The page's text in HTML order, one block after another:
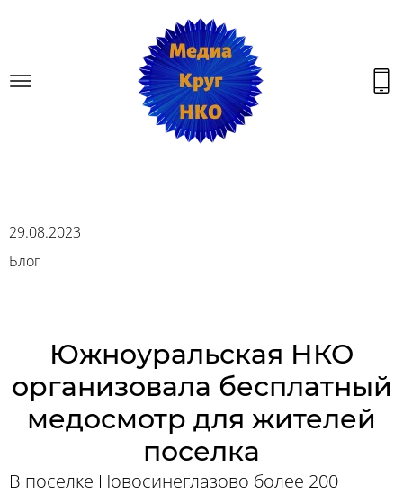
29.08.2023
Блог
Южноуральская НКО
организовала бесплатный
медосмотр для жителей
поселка
В поселке Новосинеглазово более 200